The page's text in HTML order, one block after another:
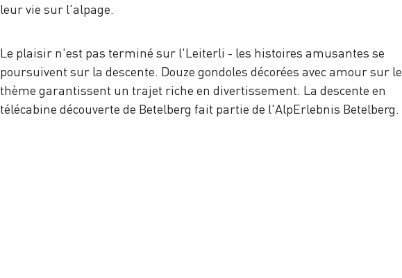
leur vie sur l'alpage.
Le plaisir n'est pas terminé sur l'Leiterli - les histoires amusantes se
poursuivent sur la descente. Douze gondoles décorées avec amour sur le
thème garantissent un trajet riche en divertissement. La descente en
télécabine découverte de Betelberg fait partie de l'AlpErlebnis Betelberg.